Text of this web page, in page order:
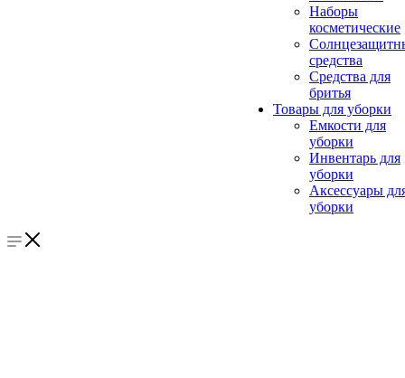
Наборы
косметические
средства
Средства для
бритья
Товары для уборки
Емкости для
уборки
Инвентарь для
уборки
Аксессуары
уборки